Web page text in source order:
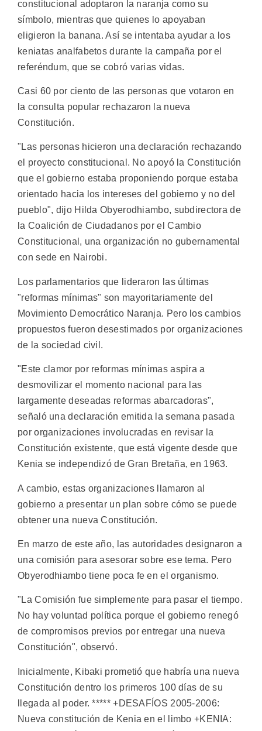
constitucional adoptaron la naranja como su
símbolo, mientras que quienes lo apoyaban
eligieron la banana. Así se intentaba ayudar a los
keniatas analfabetos durante la campaña por el
referéndum, que se cobró varias vidas.
Casi 60 por ciento de las personas que votaron en
la consulta popular rechazaron la nueva
Constitución.
"Las personas hicieron una declaración rechazando
el proyecto constitucional. No apoyó la Constitución
que el gobierno estaba proponiendo porque estaba
orientado hacia los intereses del gobierno y no del
pueblo", dijo Hilda Obyerodhiambo, subdirectora de
la Coalición de Ciudadanos por el Cambio
Constitucional, una organización no gubernamental
con sede en Nairobi.
Los parlamentarios que lideraron las últimas
"reformas mínimas" son mayoritariamente del
Movimiento Democrático Naranja. Pero los cambios
propuestos fueron desestimados por organizaciones
de la sociedad civil.
"Este clamor por reformas mínimas aspira a
desmovilizar el momento nacional para las
largamente deseadas reformas abarcadoras",
señaló una declaración emitida la semana pasada
por organizaciones involucradas en revisar la
Constitución existente, que está vigente desde que
Kenia se independizó de Gran Bretaña, en 1963.
A cambio, estas organizaciones llamaron al
gobierno a presentar un plan sobre cómo se puede
obtener una nueva Constitución.
En marzo de este año, las autoridades designaron a
una comisión para asesorar sobre ese tema. Pero
Obyerodhiambo tiene poca fe en el organismo.
"La Comisión fue simplemente para pasar el tiempo.
No hay voluntad política porque el gobierno renegó
de compromisos previos por entregar una nueva
Constitución", observó.
Inicialmente, Kibaki prometió que habría una nueva
Constitución dentro los primeros 100 días de su
llegada al poder. ***** +DESAFÍOS 2005-2006:
Nueva constitución de Kenia en el limbo +KENIA: